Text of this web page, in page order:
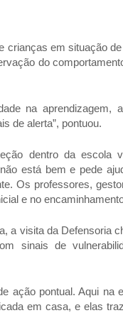
crianças em situação
do
na
de alerta”, pontuou.
dentro da escola
está bem e pede
Os professores,
e no
a visita da Defensoria
sinais de
ação pontual. Aqui
em casa, e elas